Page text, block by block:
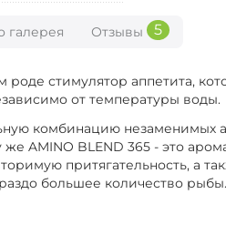
галерея Отзывы 5
роде стимулятор аппетита,
от температуры воды.
комбинацию незаменимых
AMINO BLEND 365 - это
притягательность, а
большее количество рыбы.